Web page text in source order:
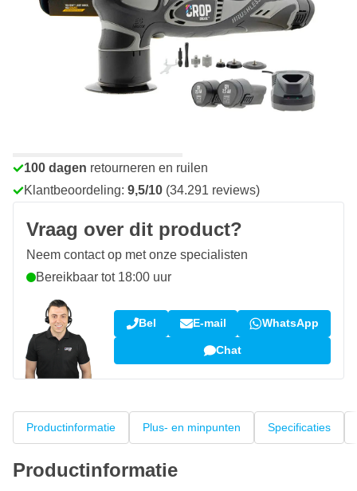
€ 199,- incl. BTW
In mijn winkelwagen
100 dagen retourneren en ruilen
Klantbeoordeling: 9,5/10 (34.291 reviews)
Vraag over dit product?
Neem contact op met onze specialisten
Bereikbaar tot 18:00 uur
Bel E-mail WhatsApp
Chat
Productinformatie Plus- en minpunten Specificaties
Productinformatie